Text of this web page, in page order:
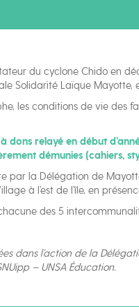
du cyclone Chido en
Solidarité Laïque Mayotte,
les conditions de vie des
dons relayé en début
démunies (cahiers,
par la Délégation de
à l’est de l’île, en
des 5
dans l’action de la
– UNSA Éducation.